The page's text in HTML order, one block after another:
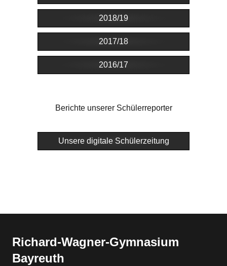
2018/19
2017/18
2016/17
Berichte unserer Schülerreporter
Unsere digitale Schülerzeitung
Richard-​​Wagner-​​Gymnasium
Bayreuth